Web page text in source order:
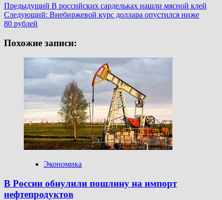
Навигация
записи
Предыдущий В российских сардельках нашли мясной клей
Следующий: Внебиржевой курс доллара опустился ниже
80 рублей
Похожие записи:
Экономика
В России обнулили пошлину на импорт
нефтепродуктов